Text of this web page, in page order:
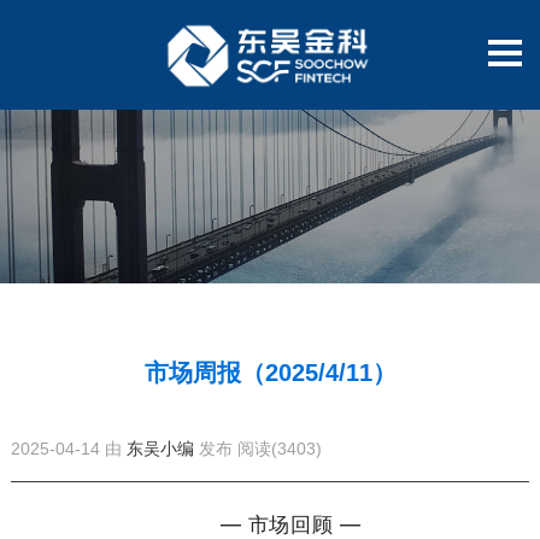
市场周报（2025/4/11）
2025-04-14 由 东吴小编 发布 阅读(3403)
— 市场回顾 —